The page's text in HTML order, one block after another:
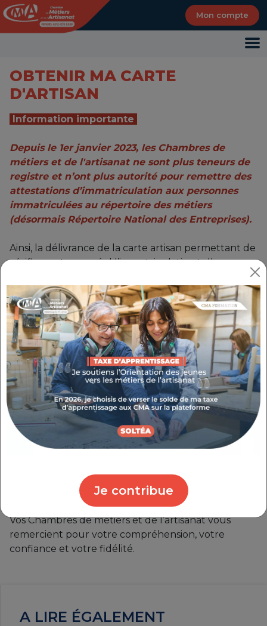
Mon compte
Je contribue
OBTENIR MA CARTE
D'ARTISAN
Information importante
Depuis le 1er janvier 2023, les Chambres de
métiers et de l'artisanat ne sont plus teneurs de
registre et n’ont plus autorité pour remettre des
attestations d’immatriculation aux personnes
immatriculées au répertoire des métiers
(désormais Répertoire National des Entreprises).
Ainsi, la délivrance de la carte artisan permettant de
vérifier en temps réel l’immatriculation telle que
suspendue.
Pour les artisans ayant acheté ou téléchargé leur
carte artisan avant cet arrêt temporaire nous vous
rappelons que la carte artisan a unedurée de
validité de 2 ans
à compter du
téléchargement/achat.
Cette carte ne permet plus d’attester de votre
immatriculation aux Registres officiels.
Le réseau des CMA travaille activementsur une
entreprises artisanales et de leur faire bénéficier
d’offres privilégiées.
Vos Chambres de métiers et de l’artisanat vous
remercient pour votre compréhension, votre
confiance et votre fidélité.
A LIRE ÉGALEMENT
Panneau de gestion des cookies